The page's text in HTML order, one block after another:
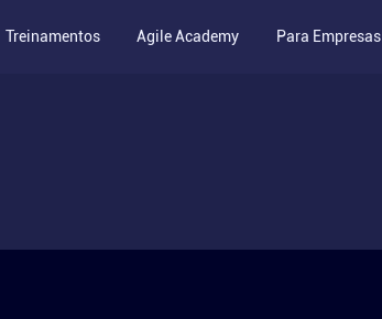
Treinamentos Agile Academy Para Empresas